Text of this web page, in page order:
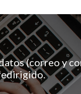
(correo y